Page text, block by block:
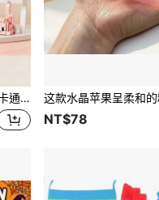
禮物貓咪，積木，萬聖節
NT$78